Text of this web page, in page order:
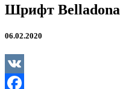
Шрифт
Belladona
Шрифт Belladona
06.02.2020
VK